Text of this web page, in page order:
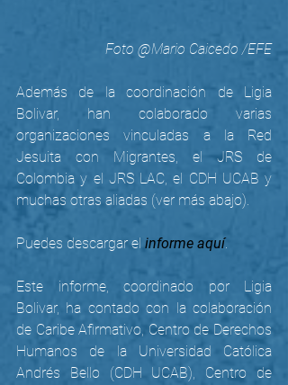
Foto @Mario Caicedo /EFE
Además de la coordinación de Ligia
Bolivar, han colaborado varias
organizaciones vinculadas a la Red
Jesuita con Migrantes, el JRS de
Colombia y el JRS LAC, el CDH UCAB y
muchas otras aliadas (ver más abajo).
Puedes descargar el informe aquí.
Este informe, coordinado por Ligia
Bolivar, ha contado con la colaboración
de Caribe Afirmativo, Centro de Derechos
Humanos de la Universidad Católica
Andrés Bello (CDH UCAB), Centro de